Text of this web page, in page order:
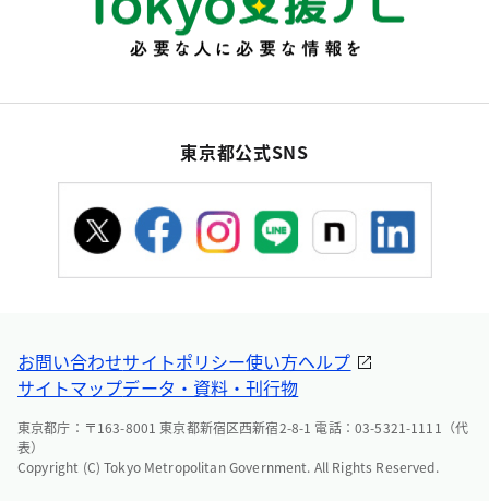
東京都公式SNS
お問い合わせサイトポリシー使い方ヘルプ
サイトマップデータ・資料・刊行物
東京都庁：〒163-8001 東京都新宿区西新宿2-8-1 電話：03-5321-1111（代
表）
Copyright (C) Tokyo Metropolitan Government. All Rights Reserved.